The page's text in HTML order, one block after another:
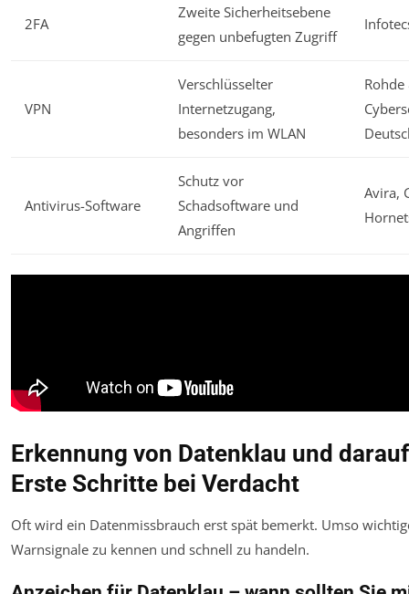
2FA
Zweite Sicherheitsebene
gegen unbefugten Zugriff
VPN
Verschlüsselter
Internetzugang,
besonders im WLAN
Rohde
Antivirus-Software
Schutz vor
Schadsoftware und
Angriffen
Avira,
Erkennung von Datenklau und
Erste Schritte bei Verdacht
Oft wird ein Datenmissbrauch erst spät bemerkt. Umso
Warnsignale zu kennen und schnell zu handeln.